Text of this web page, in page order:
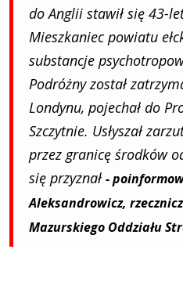
do Anglii stawił się 43-
Mieszkaniec powiatu
substancje
Podróżny został
Londynu, pojechał do
Szczytnie. Usłyszał
przez granicę środków
się przyznał -
Aleksandrowicz,
Mazurskiego Oddziału